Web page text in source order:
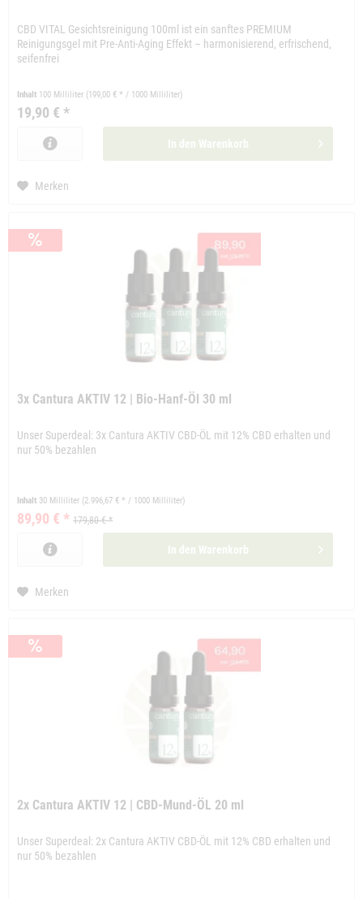
CBD VITAL Gesichtsreinigung 100ml ist ein sanftes PREMIUM
Reinigungsgel mit Pre-Anti-Aging Effekt – harmonisierend, erfrischend,
seifenfrei
Inhalt 100 Milliliter (199,00 € * / 1000 Milliliter)
19,90 € *
In den Warenkorb
Merken
3x Cantura AKTIV 12 | Bio-Hanf-Öl 30 ml
Unser Superdeal: 3x Cantura AKTIV CBD-ÖL mit 12% CBD erhalten und
nur 50% bezahlen
Inhalt 30 Milliliter (2.996,67 € * / 1000 Milliliter)
89,90 € * 179,80 € *
In den Warenkorb
Merken
2x Cantura AKTIV 12 | CBD-Mund-ÖL 20 ml
Unser Superdeal: 2x Cantura AKTIV CBD-ÖL mit 12% CBD erhalten und
nur 50% bezahlen